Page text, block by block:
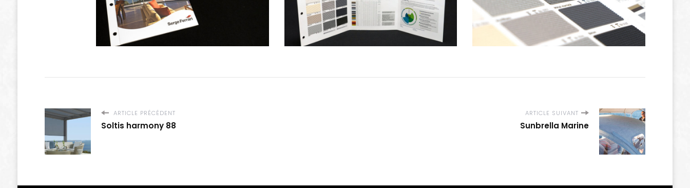
ARTICLE PRÉCÉDENT
Soltis harmony 88
ARTICLE SUIVANT
Sunbrella Marine